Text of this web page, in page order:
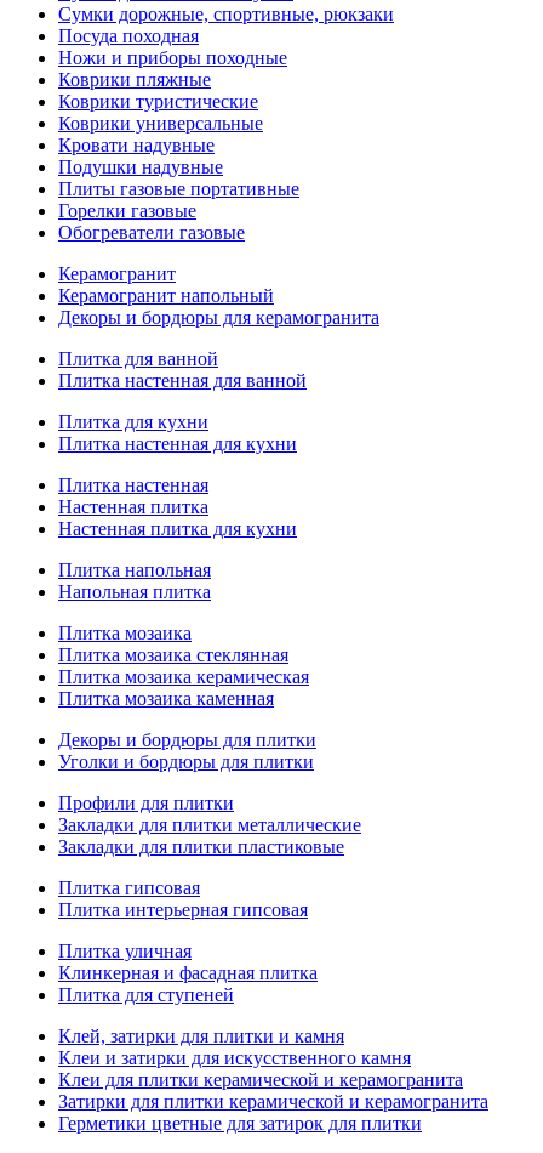
Сумки дорожные, спортивные, рюкзаки
Посуда походная
Ножи и приборы походные
Коврики пляжные
Коврики туристические
Коврики универсальные
Кровати надувные
Подушки надувные
Плиты газовые портативные
Горелки газовые
Обогреватели газовые
Керамогранит
Керамогранит напольный
Декоры и бордюры для керамогранита
Плитка для ванной
Плитка настенная для ванной
Плитка для кухни
Плитка настенная для кухни
Плитка настенная
Настенная плитка
Настенная плитка для кухни
Плитка напольная
Напольная плитка
Плитка мозаика
Плитка мозаика стеклянная
Плитка мозаика керамическая
Плитка мозаика каменная
Декоры и бордюры для плитки
Уголки и бордюры для плитки
Профили для плитки
Закладки для плитки металлические
Закладки для плитки пластиковые
Плитка гипсовая
Плитка интерьерная гипсовая
Плитка уличная
Клинкерная и фасадная плитка
Плитка для ступеней
Клей, затирки для плитки и камня
Клеи и затирки для искусственного камня
Клеи для плитки керамической и керамогранита
Затирки для плитки керамической и керамогранита
Герметики цветные для затирок для плитки